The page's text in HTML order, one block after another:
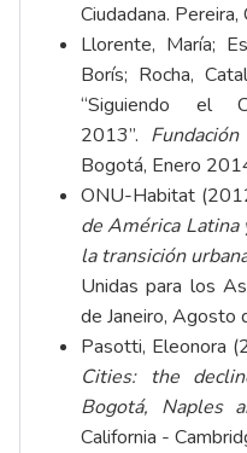
Ciudadana.
Llorente, María;
Borís; Rocha,
“Siguiendo el
2013”.
Bogotá, Enero
ONU-Habitat
de América
la transición
Unidas para los
de Janeiro, Agosto
Pasotti, Eleonora
Cities: the
Bogotá, Naples
California -